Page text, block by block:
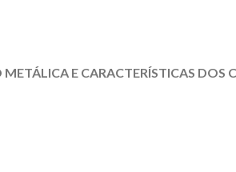
E CARACTERÍSTICAS